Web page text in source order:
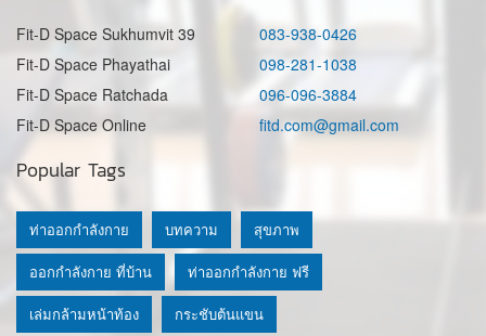
Fit-D Space Sukhumvit 39
083-938-0426
Fit-D Space Phayathai
098-281-1038
Fit-D Space Ratchada
096-096-3884
Fit-D Space Online
fitd.com@gmail.com
Popular Tags
ท่าออกกำลังกาย บทความ สุขภาพ
ออกกำลังกาย ที่บ้าน ท่าออกกำลังกาย ฟรี
เล่มกล้ามหน้าท้อง กระชับต้นแขน